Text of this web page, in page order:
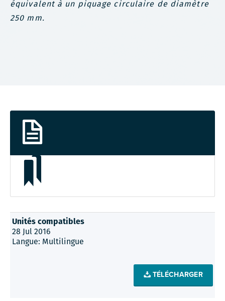
équivalent à un piquage circulaire de diamètre
250 mm.
Unités compatibles
28 Jul 2016
Langue: Multilingue
TÉLÉCHARGER